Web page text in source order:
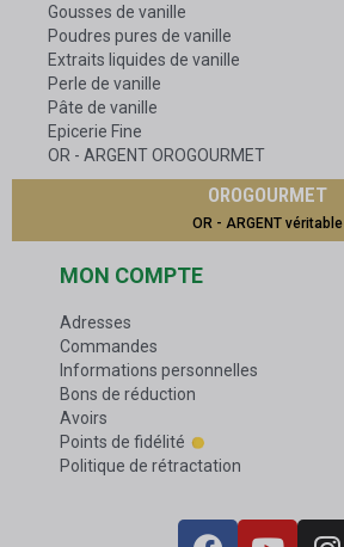
Gousses de vanille
Poudres pures de vanille
Extraits liquides de vanille
Perle de vanille
Pâte de vanille
Epicerie Fine
OR - ARGENT OROGOURMET
OROGOURMET
OR - ARGENT véritable
MON COMPTE
Adresses
Commandes
Informations personnelles
Bons de réduction
Avoirs
Points de fidélité
Politique de rétractation